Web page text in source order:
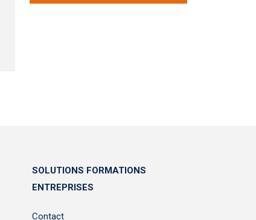
SOLUTIONS FORMATIONS
ENTREPRISES
Contact